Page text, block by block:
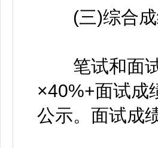
(三)综合成
笔试和面试
×40%+面试成
公示。面试成